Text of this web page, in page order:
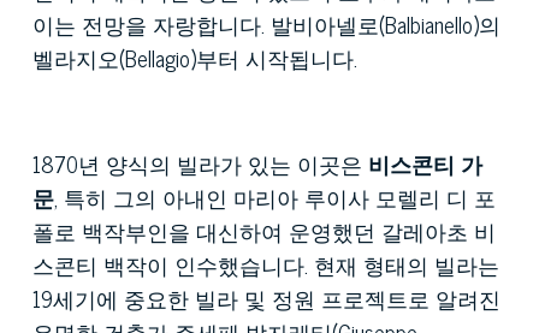
이는 전망을 자랑합니다. 발비아넬로(Balbianello)의
벨라지오(Bellagio)부터 시작됩니다.
1870년 양식의 빌라가 있는 이곳은 비스콘티 가
문, 특히 그의 아내인 마리아 루이사 모렐리 디 포
폴로 백작부인을 대신하여 운영했던 갈레아초 비
스콘티 백작이 인수했습니다. 현재 형태의 빌라는
19세기에 중요한 빌라 및 정원 프로젝트로 알려진